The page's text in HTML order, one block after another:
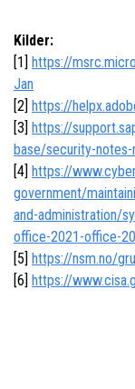
Kilder:
[1] https://
Jan
[2] https://
[3] https://
base/security-
[4] https://
government/
and-administration/
office-2021-office-
[5] https://nsm.no/
[6] https://